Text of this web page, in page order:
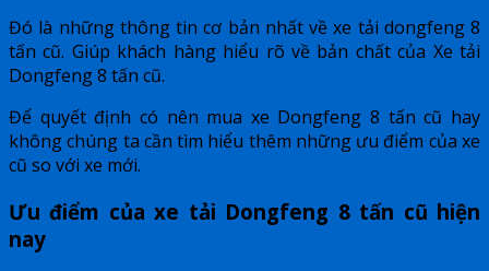
Đó là những thông tin cơ bản nhất về xe tải dongfeng 8
tấn cũ. Giúp khách hàng hiểu rõ về bản chất của Xe tải
Dongfeng 8 tấn cũ.
Để quyết định có nên mua xe Dongfeng 8 tấn cũ hay
không chúng ta cần tìm hiểu thêm những ưu điểm của xe
cũ so với xe mới.
Ưu điểm của xe tải Dongfeng 8 tấn cũ hiện
nay